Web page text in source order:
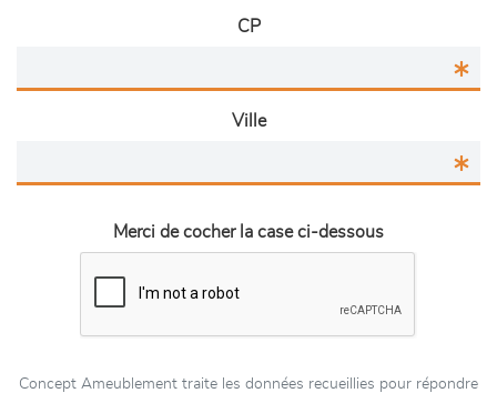
CP
Ville
Merci de cocher la case ci-dessous
Concept Ameublement traite les données recueillies pour répondre